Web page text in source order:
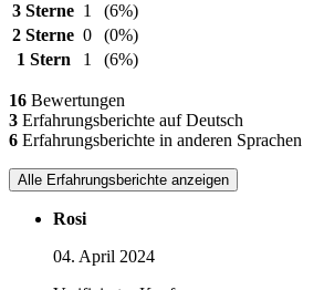
3 Sterne 1
(6%)
2 Sterne 0
(0%)
1 Stern
1 (6%)
16 Bewertungen
3 Erfahrungsberichte auf Deutsch
6 Erfahrungsberichte in anderen Sprachen
Alle Erfahrungsberichte anzeigen
Rosi
04. April 2024